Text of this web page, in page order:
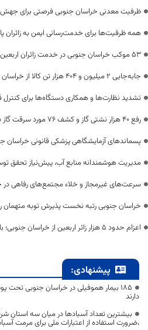
ظرفیت معدنی خراسان جنوبی فرصتی برای
همه ظرفیت‌ها برای خدمت‌رسانی ایمن به زائران
53 موکب خراسان جنوبی در خدمت زائران اربعین
جابه‌جایی 2 میلیون و 404 هزار تن کالا از خراسان جنوبی به سراسر کشور
تشدید نظارت‌ها و همکاری دستگاه‌ها برای
رفع 40 هزار نشتی گاز و کشف 76 مورد سرقت گاز در چهار ماهه نخست سال
پسماندهای آزمایشگاهی پزشکی قانونی خراسان
مدیریت هوشمندانه منابع آب، پیش‌نیاز تحقق
سرعت‌های غیرمجاز و خلاء مجتمع‌های رفاهی در
خراسان جنوبی رتبه نخست پذیرش توبه متهمان
اعزام حدود 5 هزار زائر اربعین از خراسان جنوبی؛ بازگشت‌ها آغاز شد
پیشنهادی:
۱۸۵ بیمار هموفیلی در خراسان جنوبی
دارند
بیشترین تعداد آسبادها در میان سه استان
،ضرورت استفاده از اعتبارات ملی برای مرمت